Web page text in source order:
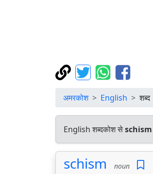
अमरकोश English शब्द
English शब्दकोश सेschism
schism noun